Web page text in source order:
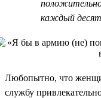
каждый
Любопытно, что
службу